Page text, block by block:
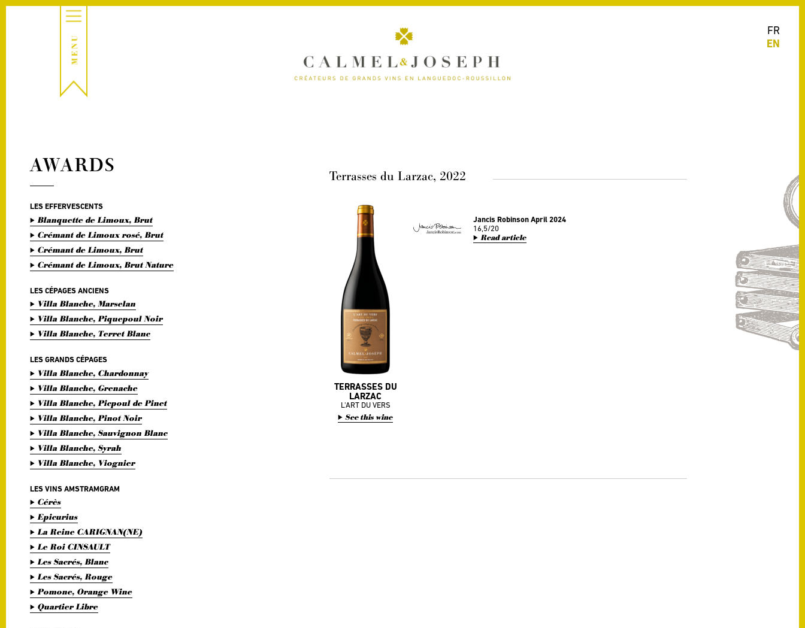
FR
EN
AWARDS
LES EFFERVESCENTS
Blanquette de Limoux, Brut
Crémant de Limoux rosé, Brut
Crémant de Limoux, Brut
Crémant de Limoux, Brut Nature
LES CÉPAGES ANCIENS
Villa Blanche, Marselan
Villa Blanche, Piquepoul Noir
Villa Blanche, Terret Blanc
LES GRANDS CÉPAGES
Villa Blanche, Chardonnay
Villa Blanche, Grenache
Villa Blanche, Picpoul de Pinet
Villa Blanche, Pinot Noir
Villa Blanche, Sauvignon Blanc
Villa Blanche, Syrah
Villa Blanche, Viognier
LES VINS AMSTRAMGRAM
Cérès
Epicurius
La Reine CARIGNAN(NE)
Le Roi CINSAULT
Les Sacrés, Blanc
Les Sacrés, Rouge
Pomone, Orange Wine
Quartier Libre
Terrasses du Larzac, 2022
TERRASSES DU
LARZAC
L'ART DU VERS
See this wine
Jancis Robinson April 2024
16,5/20
Read article